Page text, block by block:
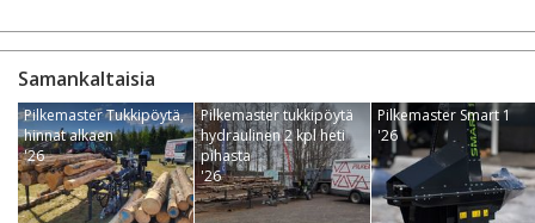
Samankaltaisia
Pilkemaster Tukkipöytä,
hinnat alkaen
'26
Pilkemaster tukkipöytä
hydraulinen 2 kpl heti
pihasta
'26
Pilkemaster Smart 1
'26